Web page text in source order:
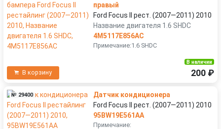
правый
Ford Focus II рест. (2007—2011) 2010
Название двигателя 1.6 SHDC
4M5117E856AC
Примечание:1.6 SHDC
В корзину
В наличии
200 ₽
№ 29400
Датчик кондиционера
Ford Focus II рест. (2007—2011) 2010
95BW19E561AA
Примечание: